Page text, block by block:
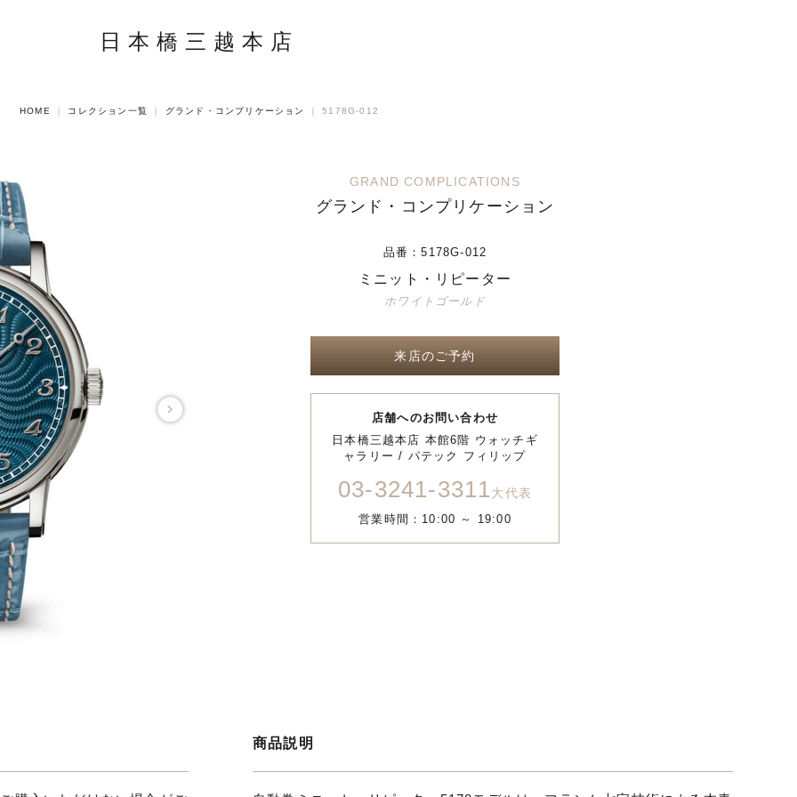
日本橋三越本店
HOME コレクション一覧 グランド・コンプリケーション ｜5178G-012
GRAND COMPLICATIONS
グランド・コンプリケーション
品番：5178G-012
ミニット・リピーター
ホワイトゴールド
来店のご予約
店舗へのお問い合わせ
日本橋三越本店 本館6階 ウォッチギ
ャラリー / パテック フィリップ
03-3241-3311大代表
営業時間：10:00 ～ 19:00
商品説明